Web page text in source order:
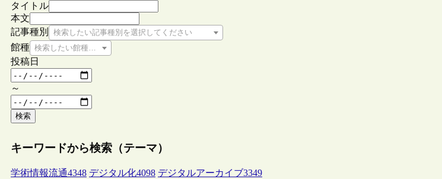
タイトル
本文
記事種別
検索したい記事種別を選択してください
館種 検索したい館種を選択してください
投稿日
～
検索
キーワードから検索（テーマ）
学術情報流通4348 デジタル化4098 デジタルアーカイブ3349